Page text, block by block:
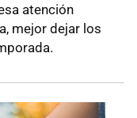
atención
mejor dejar los